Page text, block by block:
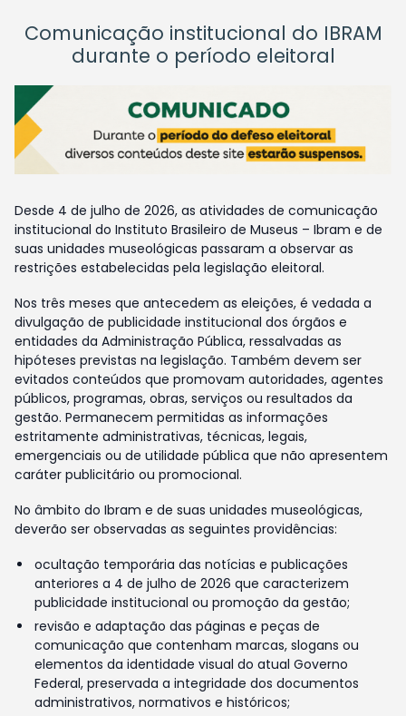
Comunicação institucional do IBRAM
durante o período eleitoral
Desde 4 de julho de 2026, as atividades de comunicação
institucional do Instituto Brasileiro de Museus – Ibram e de
suas unidades museológicas passaram a observar as
restrições estabelecidas pela legislação eleitoral.
Nos três meses que antecedem as eleições, é vedada a
divulgação de publicidade institucional dos órgãos e
entidades da Administração Pública, ressalvadas as
hipóteses previstas na legislação. Também devem ser
evitados conteúdos que promovam autoridades, agentes
públicos, programas, obras, serviços ou resultados da
gestão. Permanecem permitidas as informações
estritamente administrativas, técnicas, legais,
emergenciais ou de utilidade pública que não apresentem
caráter publicitário ou promocional.
No âmbito do Ibram e de suas unidades museológicas,
deverão ser observadas as seguintes providências:
ocultação temporária das notícias e publicações
anteriores a 4 de julho de 2026 que caracterizem
publicidade institucional ou promoção da gestão;
revisão e adaptação das páginas e peças de
comunicação que contenham marcas, slogans ou
elementos da identidade visual do atual Governo
Federal, preservada a integridade dos documentos
administrativos, normativos e históricos;